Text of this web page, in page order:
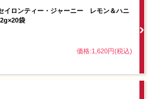
ロンティー・ジャーニー レモン＆ハニ
袋
価格:1,620円(税込)